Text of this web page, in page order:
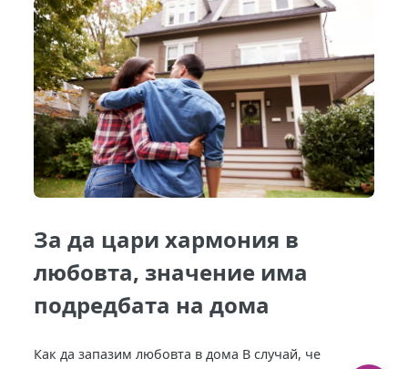
За да цари хармония в
любовта, значение има
подредбата на дома
Как да запазим любовта в дома В случай, че